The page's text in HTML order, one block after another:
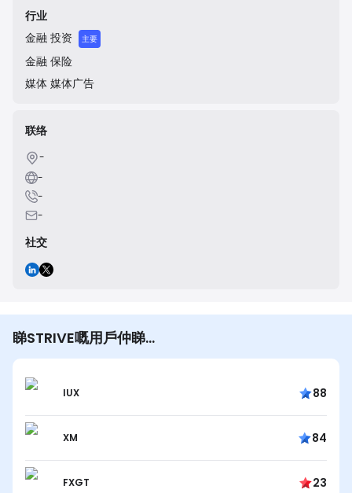
offers a range of investment products, primarily
exchange-traded funds (ETFs), that provide investors with
alternatives to what it considers politicized corporate
behavior.
行业
金融 投资 主要
金融 保险
媒体 媒体广告
联络
-
-
-
-
社交
睇STRIVE嘅用戶仲睇…
IUX 88
XM 84
FXGT 23